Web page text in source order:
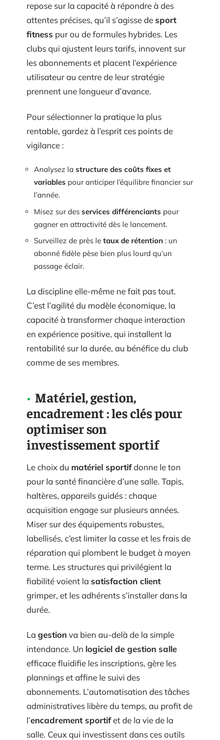
repose sur la capacité à répondre à des
attentes précises, qu’il s’agisse desport
fitness pur ou de formules hybrides. Les
clubs qui ajustent leurs tarifs, innovent sur
les abonnements et placent l’expérience
utilisateur au centre de leur stratégie
prennent une longueur d’avance.
Pour sélectionner la pratique la plus
rentable, gardez à l’esprit ces points de
vigilance :
Analysez la structure des coûts fixes et
variables pour anticiper l’équilibre financier sur
l’année.
Misez sur des services différenciants pour
gagner en attractivité dès le lancement.
Surveillez de près le taux de rétention : un
abonné fidèle pèse bien plus lourd qu’un
passage éclair.
La discipline elle-même ne fait pas tout.
C’est l’agilité du modèle économique, la
capacité à transformer chaque interaction
en expérience positive, qui installent la
rentabilité sur la durée, au bénéfice du club
comme de ses membres.
Matériel, gestion,
encadrement : les clés pour
optimiser son
investissement sportif
Le choix du matériel sportifdonne le ton
pour la santé financière d’une salle. Tapis,
haltères, appareils guidés : chaque
acquisition engage sur plusieurs années.
Miser sur des équipements robustes,
labellisés, c’est limiter la casse et les frais de
réparation qui plombent le budget à moyen
terme. Les structures qui privilégient la
fiabilité voient la satisfaction client
grimper, et les adhérents s’installer dans la
durée.
La gestionva bien au-delà de la simple
intendance. Un logiciel de gestion salle
efficace fluidifie les inscriptions, gère les
plannings et affine le suivi des
abonnements. L’automatisation des tâches
administratives libère du temps, au profit de
l’encadrement sportifet de la vie de la
salle. Ceux qui investissent dans ces outils